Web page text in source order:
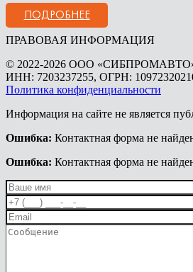
ПОДРОБНЕЕ
ПРАВОВАЯ ИНФОРМАЦИЯ
© 2022-2026 ООО
ИНН: 7203237255, ОГРН:
Политика конфиденциальности
Информация на сайте не является
Ошибка: Контактная форма не
Ошибка: Контактная форма не